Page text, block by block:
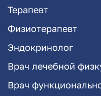
Терапевт
Физиотерапевт
Эндокринолог
Врач лечебной
Врач